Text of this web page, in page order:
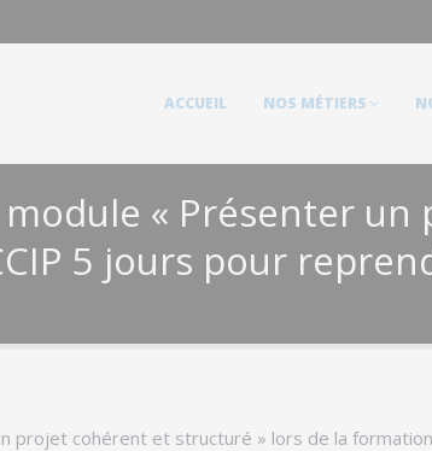
ACCUEIL NOS MÉTIERS
« Présenter
5 jours pour
projet cohérent et structuré » lors de la formation